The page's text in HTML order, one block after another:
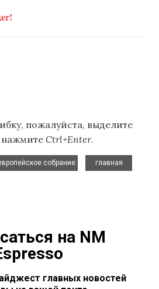
пожалуйста, выделите
нажмите Ctrl+Enter.
собрание
главная
на NM
главных новостей